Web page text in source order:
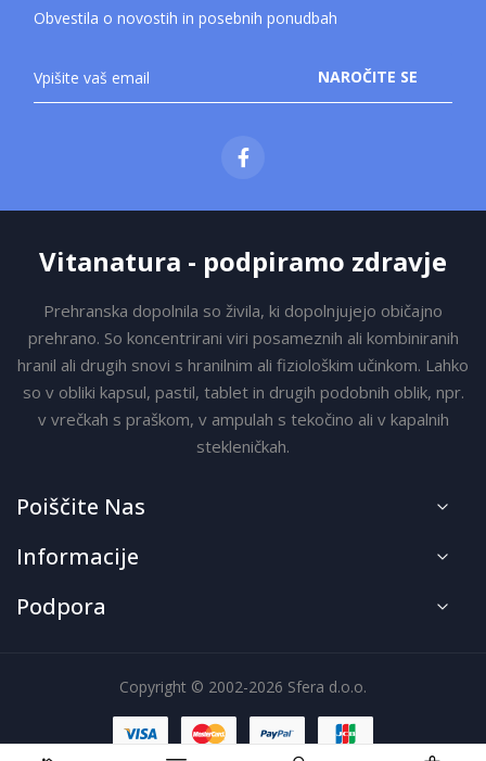
Obvestila o novostih in posebnih ponudbah
se
NAROČITE SE
Poiščite Nas
Vitanatura - podpiramo zdravje
Prehranska dopolnila so živila, ki dopolnjujejo običajno
prehrano. So koncentrirani viri posameznih ali kombiniranih
hranil ali drugih snovi s hranilnim ali fiziološkim učinkom. Lahko
so v obliki kapsul, pastil, tablet in drugih podobnih oblik, npr.
v vrečkah s praškom, v ampulah s tekočino ali v kapalnih
stekleničkah.
Informacije
Podpora
Copyright © 2002-2026 Sfera d.o.o.